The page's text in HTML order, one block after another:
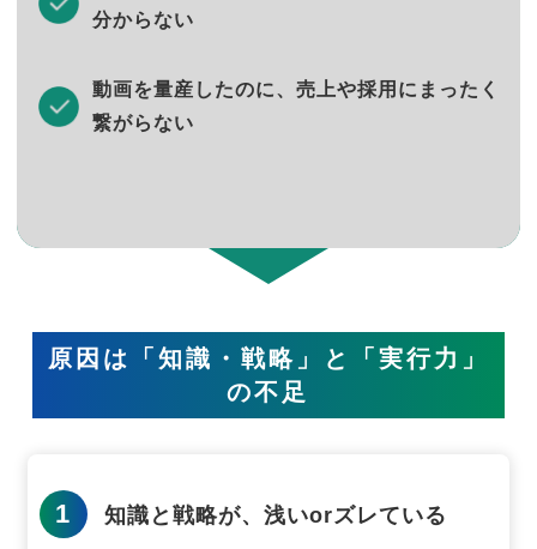
分からない
動画を量産したのに、売上や採用にまったく
繋がらない
原因は「知識・戦略」と「実行力」
の不足
1 知識と戦略が、浅いorズレている